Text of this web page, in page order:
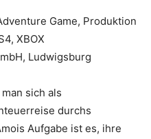
Game, Produktion
XBOX
Ludwigsburg
sich als
durchs
Aufgabe ist es, ihre